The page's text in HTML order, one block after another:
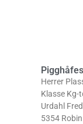
Herrer
Klasse Kg-
Urdahl
5354